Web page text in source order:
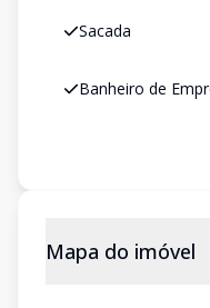
Sacada
Banheiro de
Mapa do imóvel